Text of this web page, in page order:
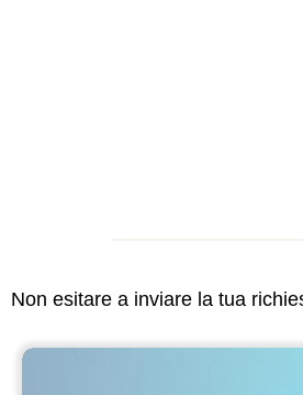
Non esitare a inviare la tua